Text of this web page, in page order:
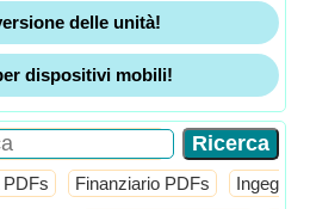
delle unità!
dispositivi mobili!
Finanziario PDFs